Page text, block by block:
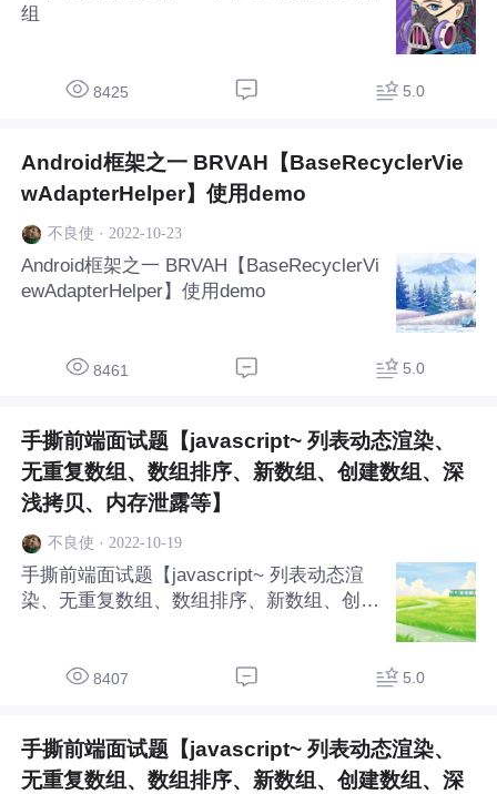
组
8425 5.0
Android框架之一 BRVAH【BaseRecyclerVie
wAdapterHelper】使用demo
不良使 · 2022-10-23
Android框架之一 BRVAH【BaseRecyclerVi
ewAdapterHelper】使用demo
8461 5.0
手撕前端面试题【javascript~ 列表动态渲染、
无重复数组、数组排序、新数组、创建数组、深
浅拷贝、内存泄露等】
不良使 · 2022-10-19
手撕前端面试题【javascript~ 列表动态渲
染、无重复数组、数组排序、新数组、创建
8407 5.0
手撕前端面试题【javascript~ 列表动态渲染、
无重复数组、数组排序、新数组、创建数组、深